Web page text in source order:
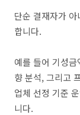
단순 결재자가
합니다.
예를 들어 기성
향 분석, 그리고
업체 선정 기준
니다.